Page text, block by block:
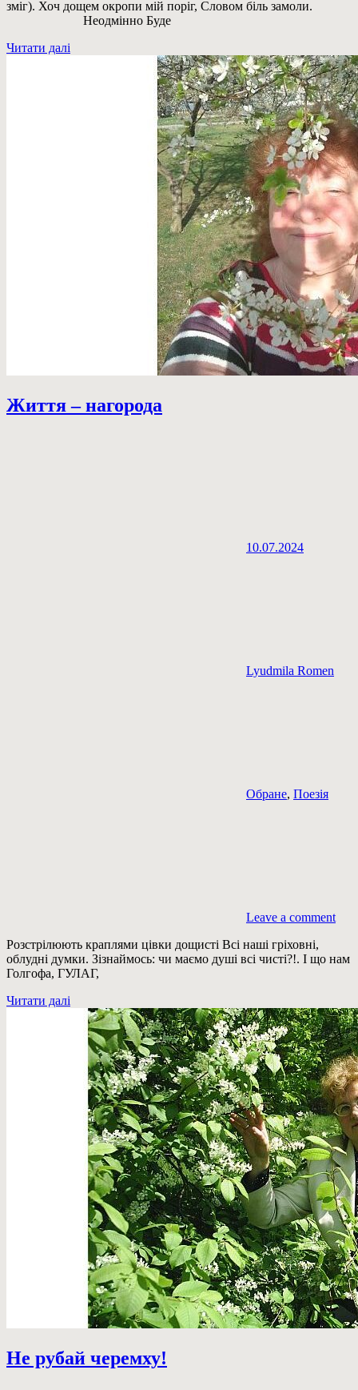
зміг). Хоч дощем окропи мій поріг, Словом біль замоли.
Неодмінно Буде
Читати далі
Життя – нагорода
10.07.2024
Lyudmila Romen
Обране, Поезія
Leave a comment
Розстрілюють краплями цівки дощисті Всі наші гріховні,
облудні думки. Зізнаймось: чи маємо душі всі чисті?!. І що нам
Голгофа, ГУЛАГ,
Читати далі
Не рубай черемху!